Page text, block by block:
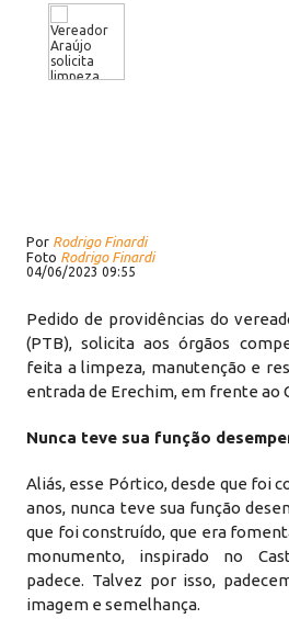
Por Rodrigo Finardi
Foto Rodrigo Finardi
04/06/2023 09:55
Pedido de providências do
(PTB), solicita aos órgãos
feita a limpeza, manutenção e
entrada de Erechim, em frente ao
Nunca teve sua função
Aliás, esse Pórtico, desde que foi
anos, nunca teve sua função
que foi construído, que era
monumento, inspirado no
padece. Talvez por isso,
imagem e semelhança.